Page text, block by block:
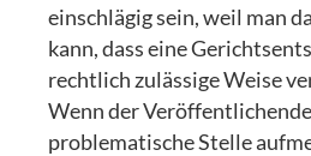
einschlägig sein, weil man
kann, dass eine
rechtlich zulässige Weise
Wenn der
problematische Stelle